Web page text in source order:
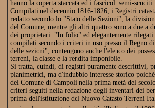
hanno la coperta staccata ed i fascicoli semi-scuciti.
Compilati nel decennio 1816-1826, i Registri
redatto secondo lo "Stato delle Sezioni", la
del Comune, mentre gli altri quattro sono a due a
dei proprietari. "In folio" ed elegantemente rilegati
compilati secondo i criteri in uso presso il Regno
delle sezioni", contengono anche l'elenco dei
terreni, la classe e la rendita imponibile.
Si tratta, quindi, di registri puramente descrittivi,
planimetrici, ma d'indubbio interesse storico
del Comune di Campoli nella prima metà del
criteri seguiti nella redazione degli inventari dei
prima dell'istituzione del Nuovo Catasto Terreni